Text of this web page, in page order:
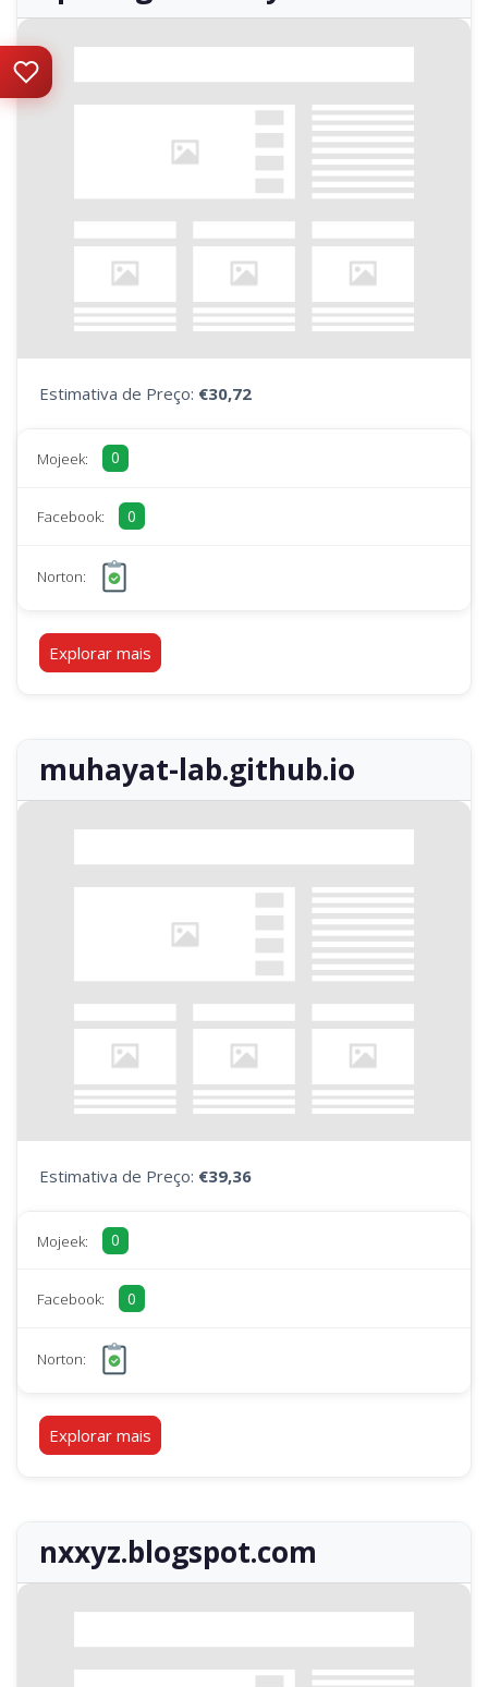
Estimativa de Preço: €30,72
Mojeek: 0
Facebook: 0
Norton:
Explorar mais
muhayat-lab.github.io
Estimativa de Preço: €39,36
Mojeek: 0
Facebook: 0
Norton:
Explorar mais
nxxyz.blogspot.com